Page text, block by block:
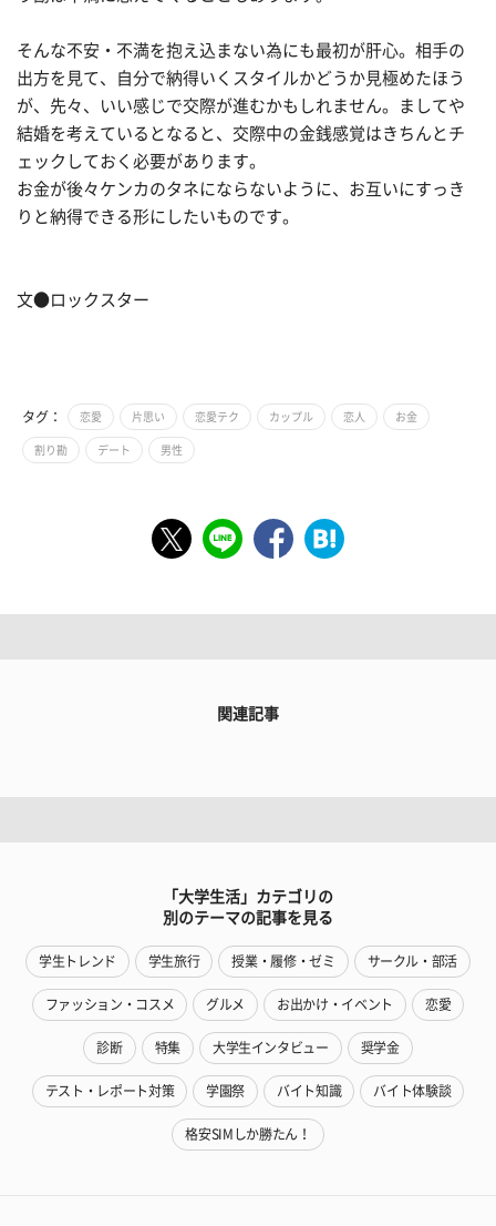
そんな不安・不満を抱え込まない為にも最初が肝心。相手の
出方を見て、自分で納得いくスタイルかどうか見極めたほう
が、先々、いい感じで交際が進むかもしれません。ましてや
結婚を考えているとなると、交際中の金銭感覚はきちんとチ
ェックしておく必要があります。
お金が後々ケンカのタネにならないように、お互いにすっき
りと納得できる形にしたいものです。
文●ロックスター
タグ： 恋愛 片思い 恋愛テク カップル 恋人 お金
割り勘 デート 男性
関連記事
「大学生活」カテゴリの
別のテーマの記事を見る
学生トレンド 学生旅行 授業・履修・ゼミ サークル・部活
ファッション・コスメ グルメ お出かけ・イベント 恋愛
診断 特集 大学生インタビュー 奨学金
テスト・レポート対策 学園祭 バイト知識 バイト体験談
格安SIMしか勝たん！